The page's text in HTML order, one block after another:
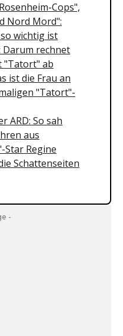
Cops",
Nord Mord":
wichtig ist
Darum rechnet
"Tatort" ab
ist die Frau an
"Tatort"-
ARD: So sah
aus
Regine
Schattenseiten
-